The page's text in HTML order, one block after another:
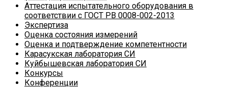
Аттестация испытательного оборудования в
соответствии с ГОСТ РВ 0008-002-2013
Экспертиза
Оценка состояния измерений
Оценка и подтверждение компетентности
Карасукская лаборатория СИ
Куйбышевская лаборатория СИ
Конкурсы
Конференции